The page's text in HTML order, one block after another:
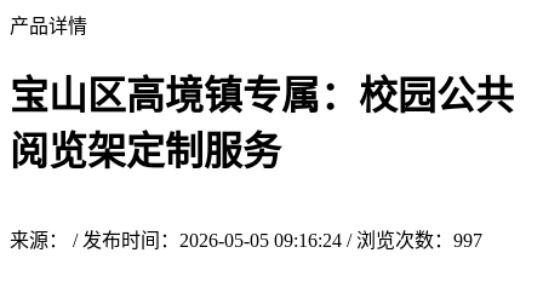
产品详情
宝山区高境镇专属：校园公共
阅览架定制服务
来源： / 发布时间：2026-05-05 09:16:24 / 浏览次数： 997